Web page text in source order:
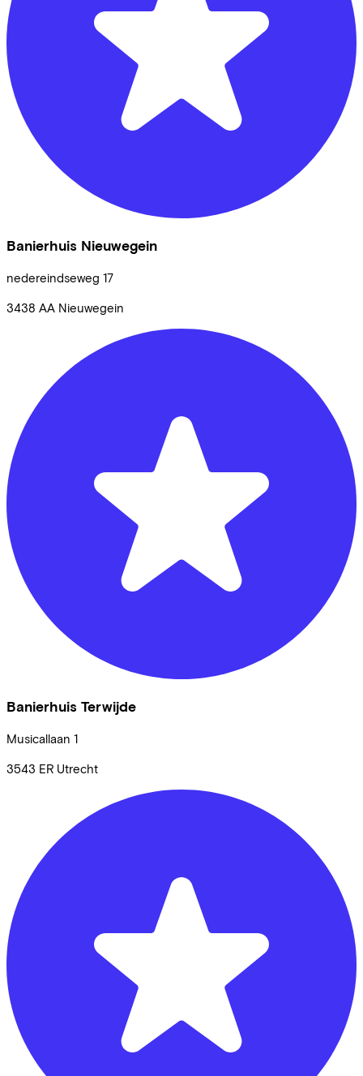
Banierhuis Nieuwegein
nedereindseweg 17
3438 AA Nieuwegein
Banierhuis Terwijde
Musicallaan 1
3543 ER Utrecht